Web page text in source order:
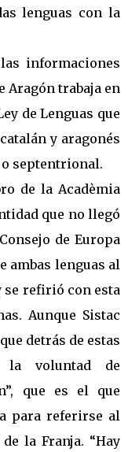
lenguas con la
informaciones
Aragón trabaja en
de Lenguas que
y aragonés
septentrional.
de la Acadèmia
que no llegó
de Europa
ambas lenguas al
se refirió con esta
Aunque Sistac
detrás de estas
la voluntad de
que es el que
para referirse al
la Franja. “Hay